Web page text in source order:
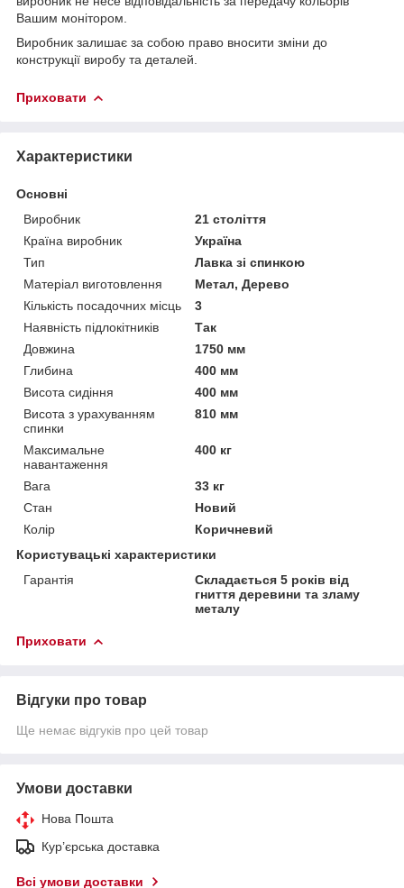
Вашим монітором.
Виробник залишає за собою право вносити зміни до
конструкції виробу та деталей.
Приховати
Характеристики
Основні
Виробник
21 століття
Країна виробник
Україна
Тип
Лавка зі спинкою
Матеріал виготовлення
Метал, Дерево
Кількість посадочних місць
3
Наявність підлокітників
Так
Довжина
1750 мм
Глибина
400 мм
Висота сидіння
400 мм
Висота з урахуванням
спинки
810 мм
Максимальне
навантаження
400 кг
Вага
33 кг
Стан
Новий
Колір
Коричневий
Користувацькі характеристики
Гарантія
Складається 5 років від
гниття деревини та зламу
металу
Приховати
Відгуки про товар
Ще немає відгуків про цей товар
Умови доставки
Нова Пошта
Кур’єрська доставка
Всі умови доставки